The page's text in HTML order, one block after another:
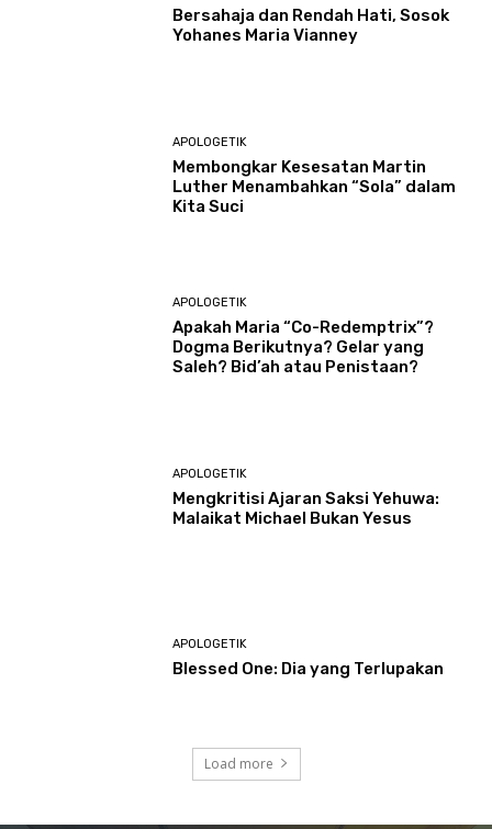
Bersahaja dan Rendah Hati, Sosok
Yohanes Maria Vianney
APOLOGETIK
Membongkar Kesesatan Martin
Luther Menambahkan “Sola” dalam
Kita Suci
APOLOGETIK
Apakah Maria “Co-Redemptrix”?
Dogma Berikutnya? Gelar yang
Saleh? Bid’ah atau Penistaan?
APOLOGETIK
Mengkritisi Ajaran Saksi Yehuwa:
Malaikat Michael Bukan Yesus
APOLOGETIK
Blessed One: Dia yang Terlupakan
Load more